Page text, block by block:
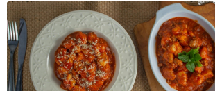
ילדים
תזונה וספורט
הפרעות קשב & ריכוז
אכילה רגשית
רגישות לגלוטן
טעים להכיר
קורונה
טבעונות